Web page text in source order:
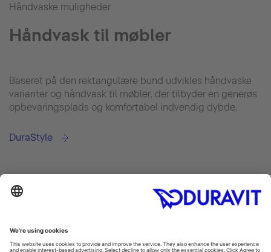
Håndvaske muligheder
Håndvask til møbler
Baseret på den rektangulære bund udvikles håndvaske
varianter og håndvask til møbler, der tilbyder en generøs
opbevaringsplads og komfortabel indvendig dybde.
DuraStyle